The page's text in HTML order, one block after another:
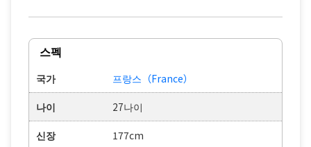
스펙
국가 프랑스（France）
나이 27나이
신장 177cm